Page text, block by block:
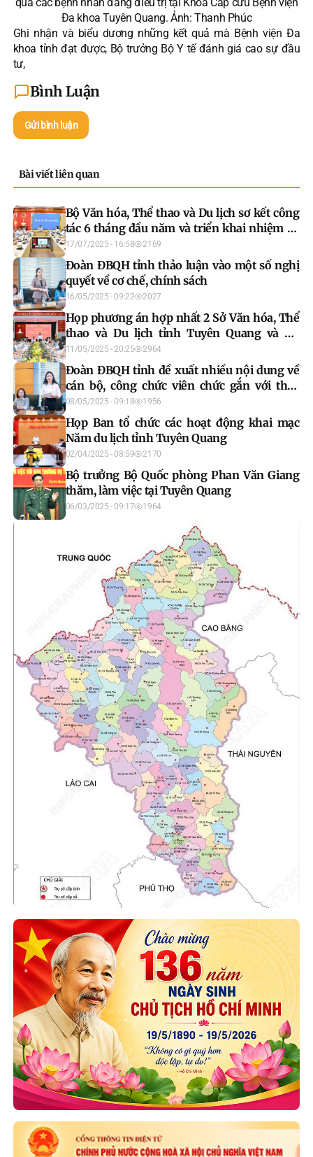
Đa khoa Tuyên Quang. Ảnh: Thanh Phúc
Ghi nhận và biểu dương những kết quả mà Bệnh viện Đa
khoa tỉnh đạt được, Bộ trưởng Bộ Y tế đánh giá cao sự đầu
tư,
Bình Luận
Gửi bình luận
Bài viết liên quan
Bộ Văn hóa, Thể thao và Du lịch sơ kết công
tác 6 tháng đầu năm và triển khai nhiệm vụ
6 tháng cuối năm
17/07/2025 - 16:58 2169
Đoàn ĐBQH tỉnh thảo luận vào một số nghị
quyết về cơ chế, chính sách
16/05/2025 - 09:22 2027
Họp phương án hợp nhất 2 Sở Văn hóa, Thể
thao và Du lịch tỉnh Tuyên Quang và Hà
Giang
11/05/2025 - 20:25 2964
Đoàn ĐBQH tỉnh đề xuất nhiều nội dung về
cán bộ, công chức viên chức gắn với thực
hiện chính quyền 2 cấp
08/05/2025 - 09:18 1956
Họp Ban tổ chức các hoạt động khai mạc
Năm du lịch tỉnh Tuyên Quang
02/04/2025 - 08:59 2170
Bộ trưởng Bộ Quốc phòng Phan Văn Giang
thăm, làm việc tại Tuyên Quang
06/03/2025 - 09:17 1964